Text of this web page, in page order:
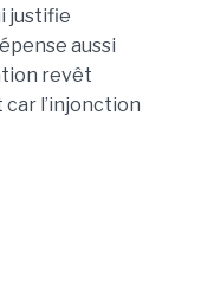
justifie
aussi
revêt
l’injonction